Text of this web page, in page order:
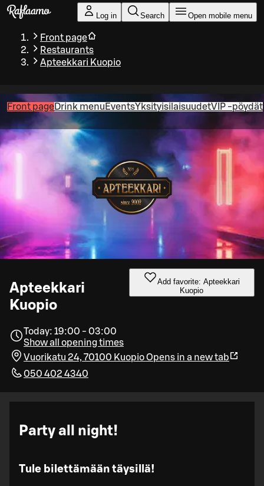
Skip to main content
Log in Search Open mobile menu
Front page
Restaurants
Apteekkari Kuopio
Front pageDrink menu EventsYksityisilaisuudetVIP -pöydät
Apteekkari
Kuopio
Add favorite: Apteekkari
Kuopio
Today: 19:00 - 03:00
Show all opening times
Vuorikatu 24, 70100 KuopioOpens in a new tab
050 402 4340
Party all night!
Tule bilettämään täysillä!